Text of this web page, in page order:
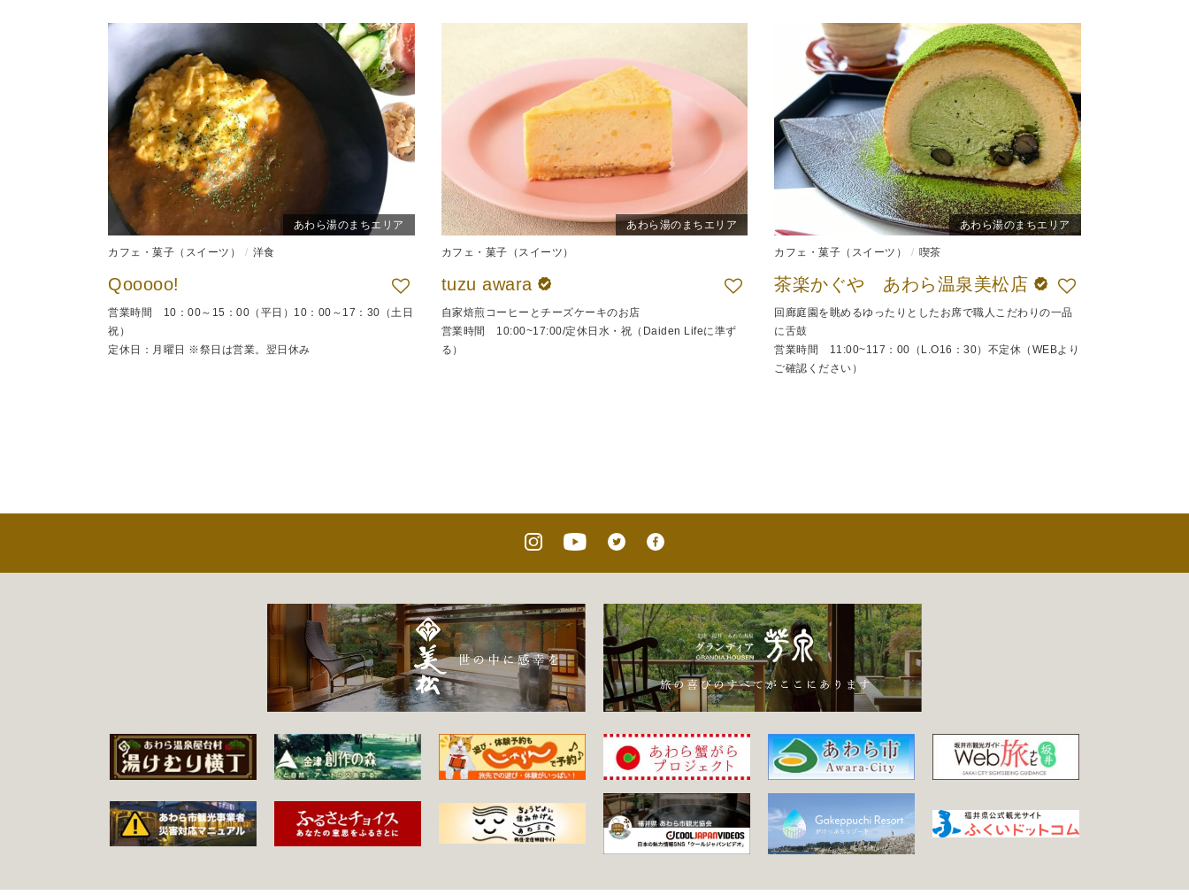
あわら湯のまちエリア
カフェ・菓子（スイーツ） 洋食
Qooooo!
営業時間 10：00～15：00（平日）10：00～17：30（土日
祝）
定休日：月曜日 ※祭日は営業。翌日休み
あわら湯のまちエリア
カフェ・菓子（スイーツ）
tuzu awara
自家焙煎コーヒーとチーズケーキのお店
営業時間 10:00~17:00/定休日水・祝（Daiden Lifeに準ず
る）
あわら湯のまちエリア
カフェ・菓子（スイーツ） 喫茶
茶楽かぐや あわら温泉美松店
回廊庭園を眺めるゆったりとしたお席で職人こだわりの一品
に舌鼓
営業時間 11:00~117：00（L.O16：30）不定休（WEBより
ご確認ください）